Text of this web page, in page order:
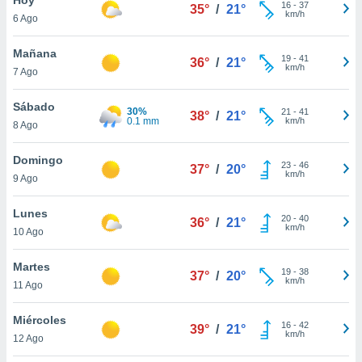
y
en
más
de
6 Ago
35° / 21° 16- 37
km/h
Mañana
7 Ago
36° / 21° 19- 41
km/h
Sábado
8 Ago
30%
0.1 mm
38° / 21° 21 - 41
km/h
Domingo
9 Ago
37° / 20° 23- 46
km/h
Lunes
10 Ago
36° / 21° 20- 40
km/h
Martes
11 Ago
37° / 20° 19- 38
km/h
Miércoles
12 Ago
39° / 21° 16- 42
km/h